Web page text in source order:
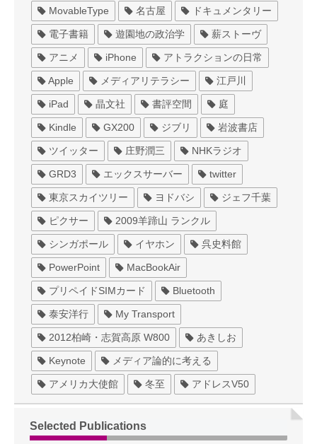
MovableType 名古屋 ドキュメンタリー
電子書籍 遊園地の政治学 薪ストーヴ
アニメ iPhone アトラクションの日常
Apple メディアリテラシー 江戸川
iPad 晶文社 書評空間 庭
Kindle GX200 ジブリ 岩波書店
ツイッター 庄野潤三 NHKラジオ
GRD3 エックスサーバー twitter
東京スカイツリー ヨドバシ ジェフ千葉
ピクサー 2009羊蹄山 ランクル
シンガポール イヤホン 呉史料館
PowerPoint MacBookAir
プリペイドSIMカード Bluetooth
泰安洋行 My Transport
2012柏崎・志賀高原 W800 あきしお
Keynote メディア論的に考える
アメリカ大使館 冬至 アドレスV50
Selected Publications